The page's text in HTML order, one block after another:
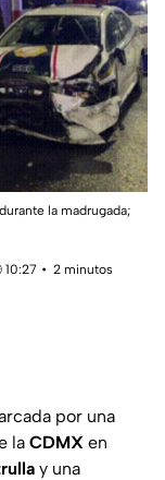
la madrugada;
10:27
2 minutos
por una
la CDMX en
y una